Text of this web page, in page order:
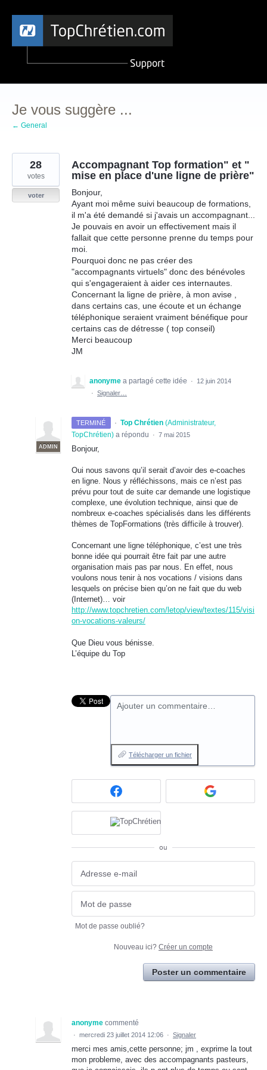
Aller
contenu
Je vous suggère ...
← General
Accompagnant Top formation" et "
mise en place d'une ligne de prière"
Bonjour,
Ayant moi même suivi beaucoup de formations,
il m'a été demandé si j'avais un accompagnant...
Je pouvais en avoir un effectivement mais il
fallait que cette personne prenne du temps pour
moi.
Pourquoi donc ne pas créer des
"accompagnants virtuels" donc des bénévoles
qui s'engageraient à aider ces internautes.
Concernant la ligne de prière, à mon avise ,
dans certains cas, une écoute et un échange
téléphonique seraient vraiment bénéfique pour
certains cas de détresse ( top conseil)
Merci beaucoup
JM
28
votes
voter
anonyme a partagé cette idée ·
12 juin 2014
· Signaler…
TERMINÉ ·
ADMIN
Top Chrétien (Administrateur,
TopChrétien) a répondu · 7 mai 2015
Bonjour,
Oui nous savons qu’il serait d’avoir des e-coaches
en ligne. Nous y réfléchissons, mais ce n’est pas
prévu pour tout de suite car demande une logistique
complexe, une évolution technique, ainsi que de
nombreux e-coaches spécialisés dans les différents
thèmes de TopFormations (très difficile à trouver).
Concernant une ligne téléphonique, c’est une très
bonne idée qui pourrait être fait par une autre
organisation mais pas par nous. En effet, nous
voulons nous tenir à nos vocations / visions dans
lesquels on précise bien qu’on ne fait que du web
(Internet)… voir
http://www.topchretien.com/letop/view/textes/115/visi
on-vocations-valeurs/
Que Dieu vous bénisse.
L’équipe du Top
Ajouter un commentaire…
Télécharger un fichier
ou
Mot de passe oublié?
Nouveau ici? Créer un compte
Poster un commentaire
anonyme commenté
· mercredi 23 juillet 2014 12:06 · Signaler
merci mes amis,cette personne; jm , exprime la tout
mon probleme, avec des accompagnants pasteurs,